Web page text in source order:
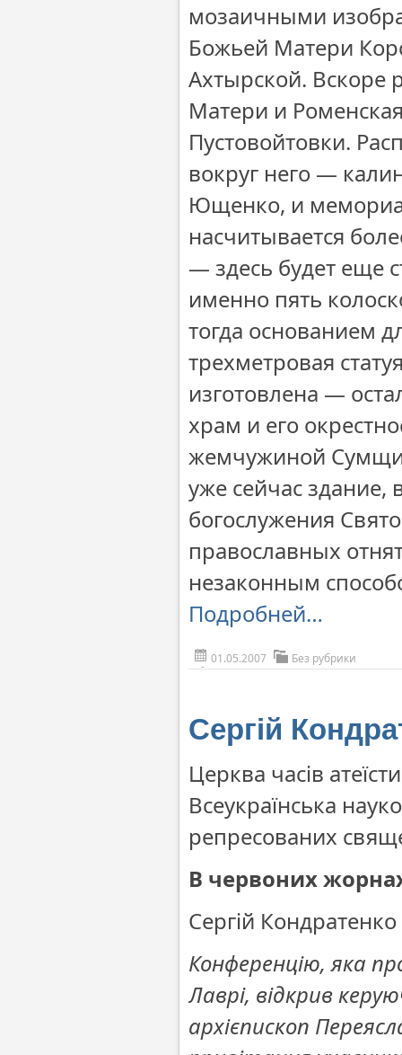
мозаичными
Божьей Матери
Ахтырской. Вскоре
Матери и
Пустовойтовки.
вокруг него —
Ющенко, и
насчитывается
— здесь будет еще
именно пять
тогда основанием
трехметровая
изготовлена —
храм и его
жемчужиной
уже сейчас здание,
богослужения
православных
незаконным
Подробней…
01.05.2007 Без рубрики
Сергій
Церква часів
Всеукраїнська
репресованих
В червоних
Сергій Кондратенко
Конференцію, яка
Лаврі, відкрив
архієпископ